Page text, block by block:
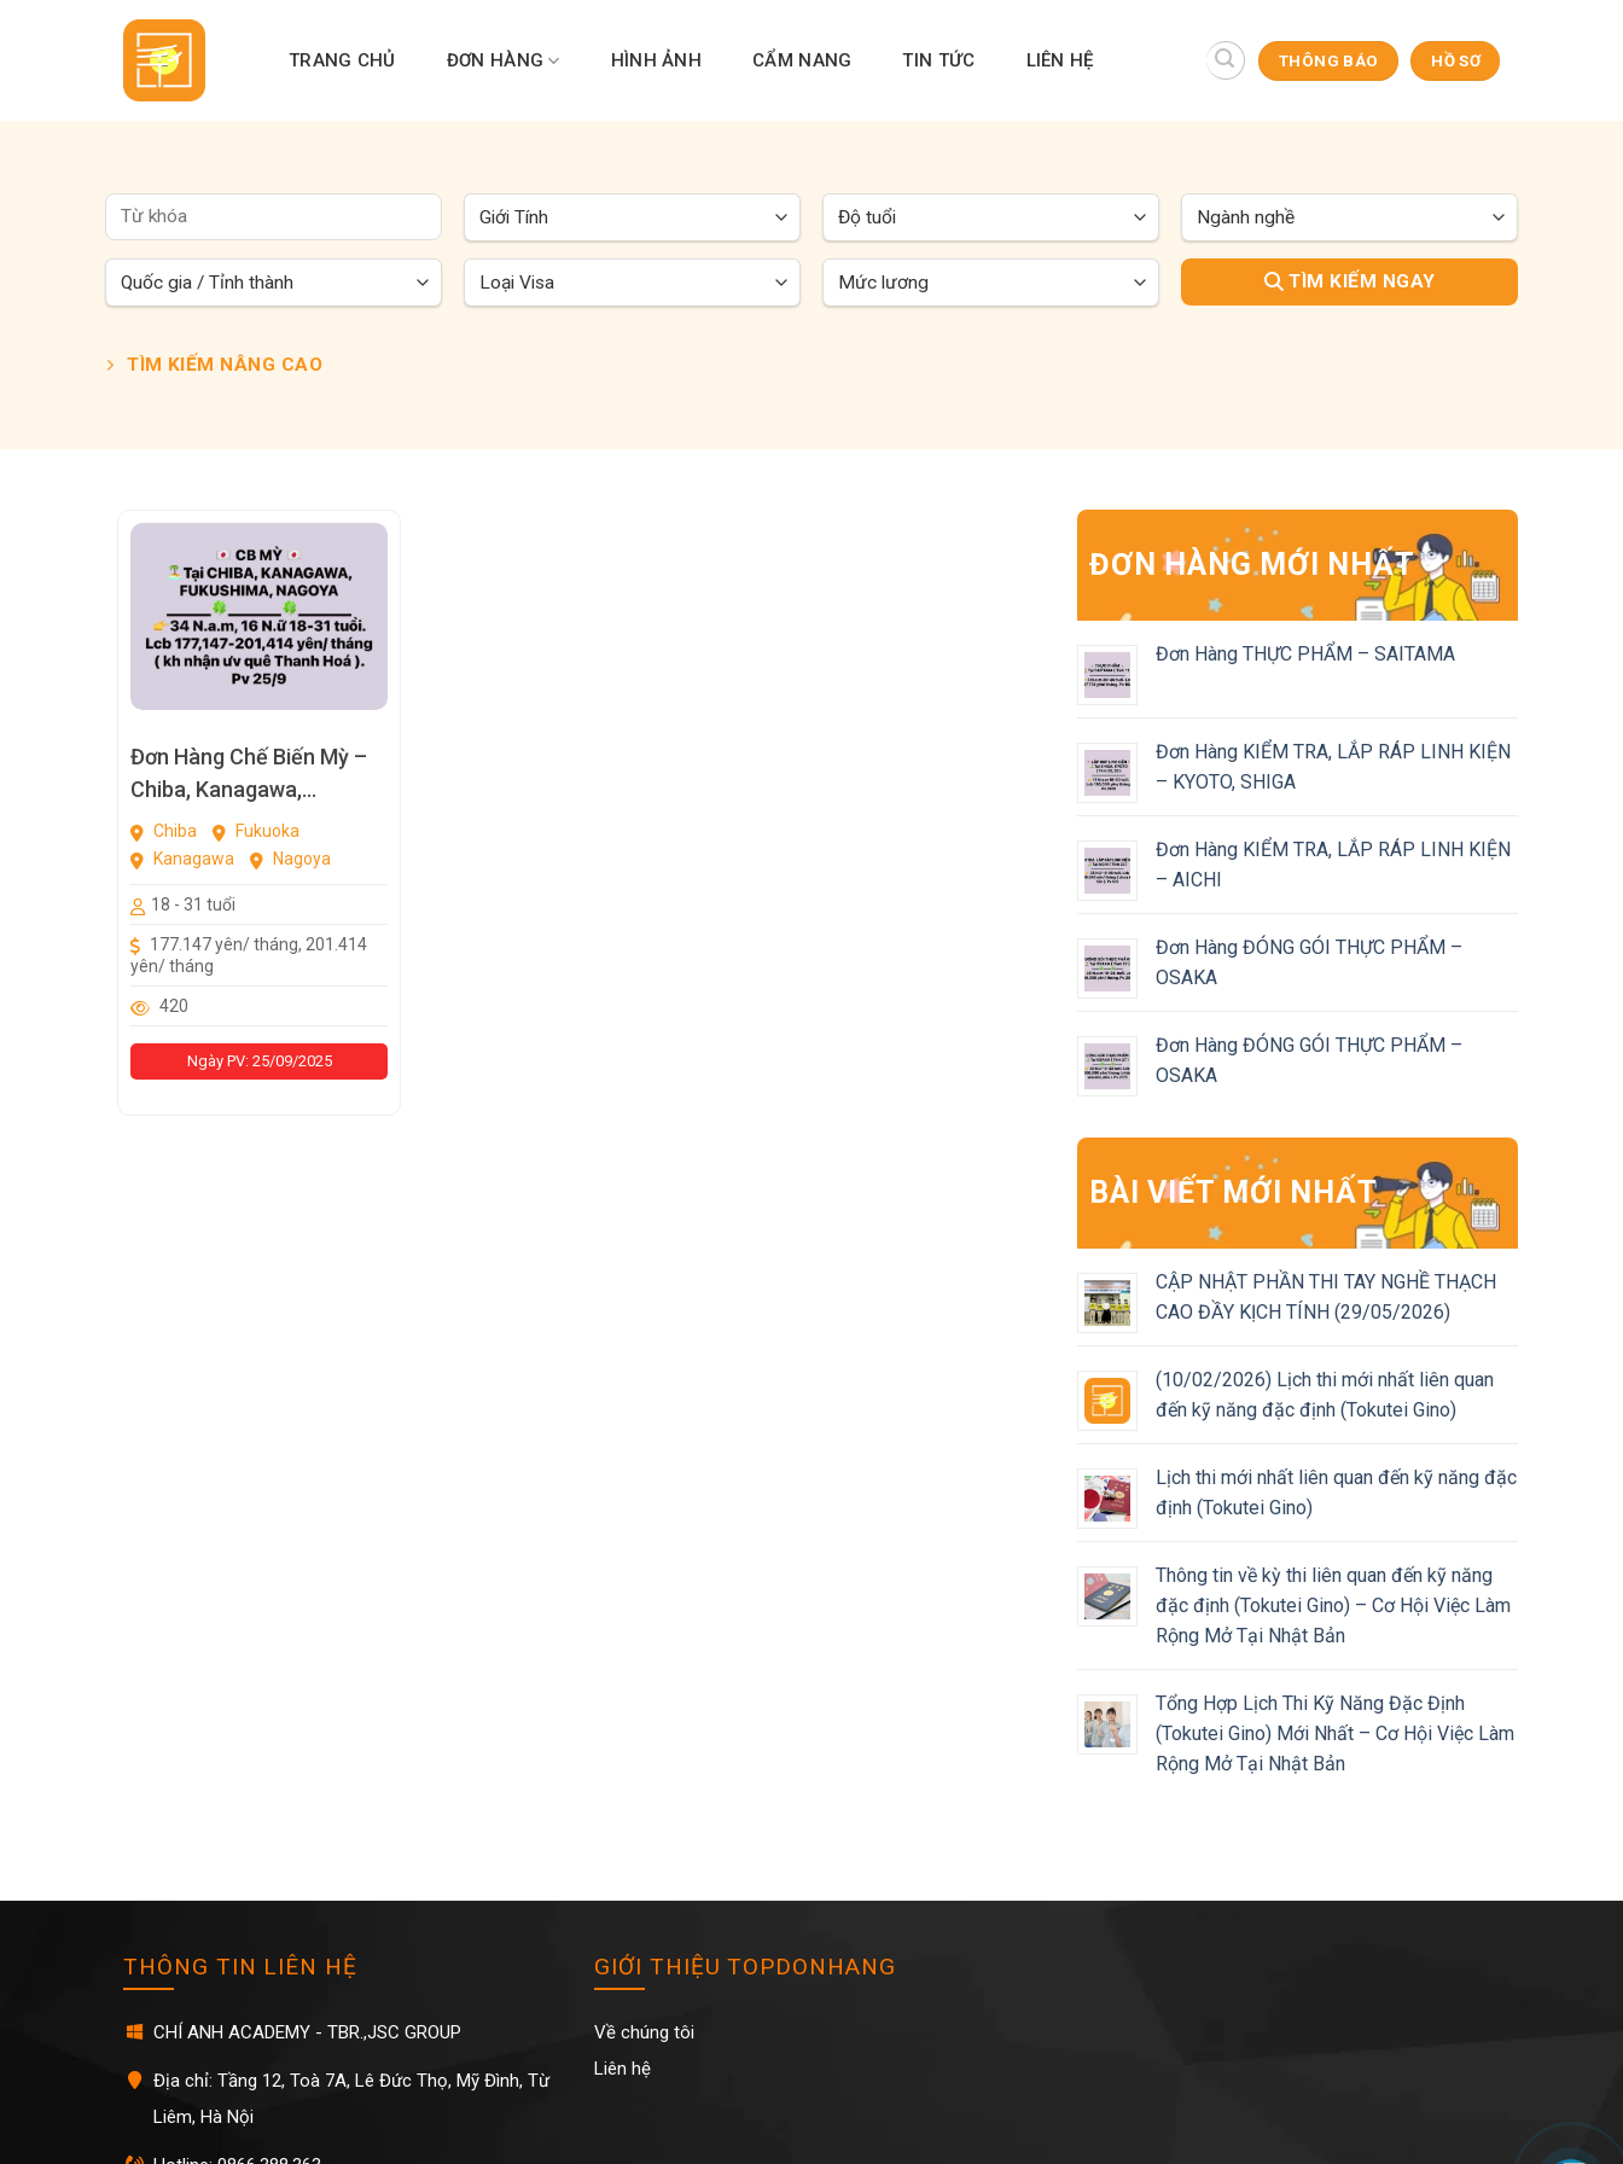
TRANG CHỦ ĐƠN HÀNG HÌNH ẢNH CẨM NANG TIN TỨC LIÊN HỆ THÔNG BÁO HỒ SƠ
TÌM KIẾM NGAY
TÌM KIẾM NÂNG CAO
Đơn Hàng Chế Biến Mỳ –
Chiba, Kanagawa,
Fukushima, Nagoya
Chiba
Fukuoka
Kanagawa
Nagoya
18 - 31 tuổi
177.147 yên/ tháng, 201.414
yên/ tháng
420
Ngày PV: 25/09/2025
ĐƠN HÀNG MỚI NHẤT
Đơn Hàng THỰC PHẨM – SAITAMA
Đơn Hàng KIỂM TRA, LẮP RÁP LINH KIỆN
– KYOTO, SHIGA
Đơn Hàng KIỂM TRA, LẮP RÁP LINH KIỆN
– AICHI
Đơn Hàng ĐÓNG GÓI THỰC PHẨM –
OSAKA
Đơn Hàng ĐÓNG GÓI THỰC PHẨM –
OSAKA
BÀI VIẾT MỚI NHẤT
CẬP NHẬT PHẦN THI TAY NGHỀ THẠCH
CAO ĐẦY KỊCH TÍNH (29/05/2026)
(10/02/2026) Lịch thi mới nhất liên quan
đến kỹ năng đặc định (Tokutei Gino)
Lịch thi mới nhất liên quan đến kỹ năng đặc
định (Tokutei Gino)
Thông tin về kỳ thi liên quan đến kỹ năng
đặc định (Tokutei Gino) – Cơ Hội Việc Làm
Rộng Mở Tại Nhật Bản
Tổng Hợp Lịch Thi Kỹ Năng Đặc Định
(Tokutei Gino) Mới Nhất – Cơ Hội Việc Làm
Rộng Mở Tại Nhật Bản
THÔNG TIN LIÊN HỆ
CHÍ ANH ACADEMY - TBR.,JSC GROUP
Địa chỉ: Tầng 12, Toà 7A, Lê Đức Thọ, Mỹ Đình, Từ
Liêm, Hà Nội
GIỚI THIỆU TOPDONHANG
Về chúng tôi
Liên hệ